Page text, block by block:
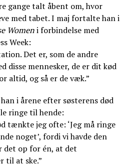
gange talt åbent om, hvor
med tabet. I maj fortalte han i
Womeni forbindelse med
Week:
Det er, som de andre
disse mennesker, de er dit kød
altid, og så er de væk.”
i årene efter søsterens død
ringe til hende:
tænkte jeg ofte: ‘Jeg må ringe
noget’, fordi vi havde den
det op for én, at det
til at ske.”